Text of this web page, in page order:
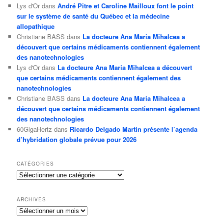
Lys d'Or dansAndré Pitre et Caroline Mailloux font le point
sur le système de santé du Québec et la médecine
allopathique
Christiane BASS dans La docteure Ana Maria Mihalcea a
découvert que certains médicaments contiennent également
des nanotechnologies
Lys d'Or dans La docteure Ana Maria Mihalcea a découvert
que certains médicaments contiennent également des
nanotechnologies
Christiane BASS dans La docteure Ana Maria Mihalcea a
découvert que certains médicaments contiennent également
des nanotechnologies
60GigaHertz dans Ricardo Delgado Martin présente l’agenda
d’hybridation globale prévue pour 2026
CATÉGORIES
Catégories
ARCHIVES
Archives